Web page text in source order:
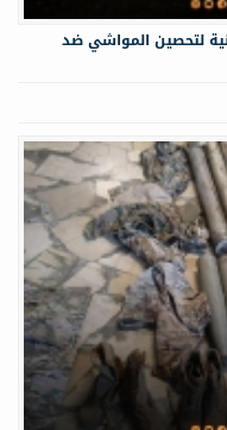
لتحصين المواشي ضد